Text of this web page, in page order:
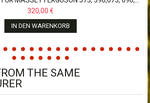
320,00 €
IN DEN WARENKORB
THE SAME